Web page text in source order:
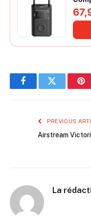
FacebookTwitter
PREVIOUS
Airstream
La